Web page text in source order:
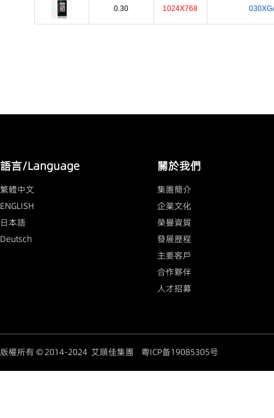
0.30 1024X768
語言/Language
繁體中文
ENGLISH
日本語
Deutsch
關於我們
集團簡介
企業文化
榮譽資質
發展歷程
主要客戶
合作夥伴
人才招募
版權所有 © 2014-2024 艾順佳集團 粤ICP备19085305号